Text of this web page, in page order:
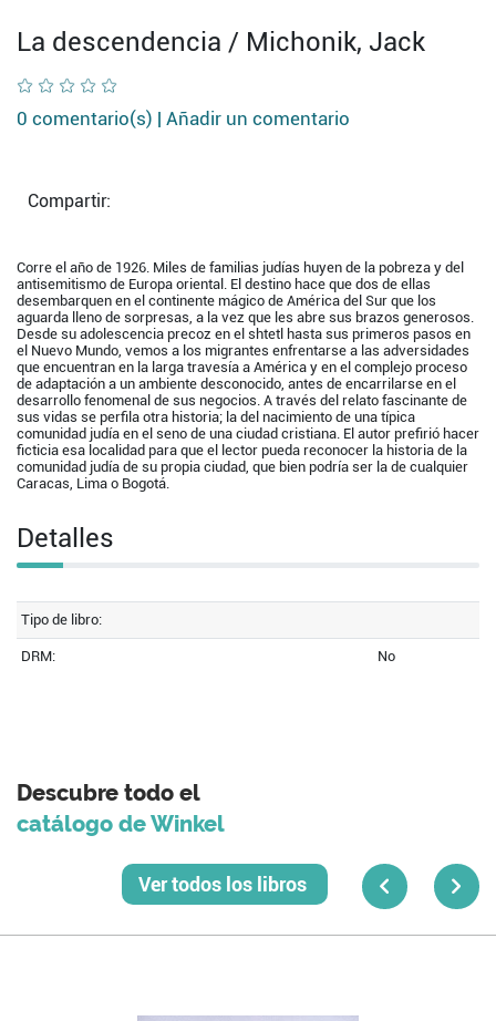
La descendencia / Michonik, Jack
0 comentario(s) | Añadir un comentario
Compartir:
Corre el año de 1926. Miles de familias judías huyen de la pobreza y del
antisemitismo de Europa oriental. El destino hace que dos de ellas
desembarquen en el continente mágico de América del Sur que los
aguarda lleno de sorpresas, a la vez que les abre sus brazos generosos.
Desde su adolescencia precoz en el shtetl hasta sus primeros pasos en
el Nuevo Mundo, vemos a los migrantes enfrentarse a las adversidades
que encuentran en la larga travesía a América y en el complejo proceso
de adaptación a un ambiente desconocido, antes de encarrilarse en el
desarrollo fenomenal de sus negocios. A través del relato fascinante de
sus vidas se perfila otra historia; la del nacimiento de una típica
comunidad judía en el seno de una ciudad cristiana. El autor prefirió hacer
ficticia esa localidad para que el lector pueda reconocer la historia de la
comunidad judía de su propia ciudad, que bien podría ser la de cualquier
Caracas, Lima o Bogotá.
Detalles
Tipo de libro:
DRM: No
Descubre todo el
catálogo de Winkel
Ver todos los libros